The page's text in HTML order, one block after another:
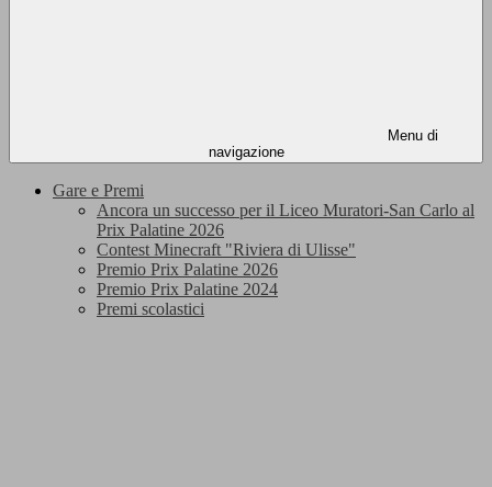
Menu di
navigazione
Gare e Premi
Ancora un successo per il Liceo Muratori-San Carlo al
Prix Palatine 2026
Contest Minecraft "Riviera di Ulisse"
Premio Prix Palatine 2026
Premio Prix Palatine 2024
Premi scolastici